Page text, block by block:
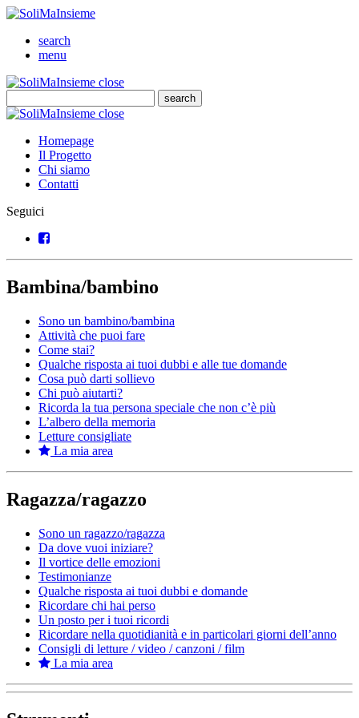
SoliMaInsieme
search
menu
SoliMaInsieme
closeClose
search
Cerca
SoliMaInsieme
closeClose
Homepage
Il Progetto
Chi siamo
Contatti
Seguici
Facebook
Bambina/bambino
Sono un bambino/bambina
Attività che puoi fare
Come stai?
Qualche risposta ai tuoi dubbi e alle tue domande
Cosa può darti sollievo
Chi può aiutarti?
Ricorda la tua persona speciale che non c’è più
L’albero della memoria
Letture consigliate
La mia area
Ragazza/ragazzo
Sono un ragazzo/ragazza
Da dove vuoi iniziare?
Il vortice delle emozioni
Testimonianze
Qualche risposta ai tuoi dubbi e domande
Ricordare chi hai perso
Un posto per i tuoi ricordi
Ricordare nella quotidianità e in particolari giorni dell’anno
Consigli di letture / video / canzoni / film
La mia area